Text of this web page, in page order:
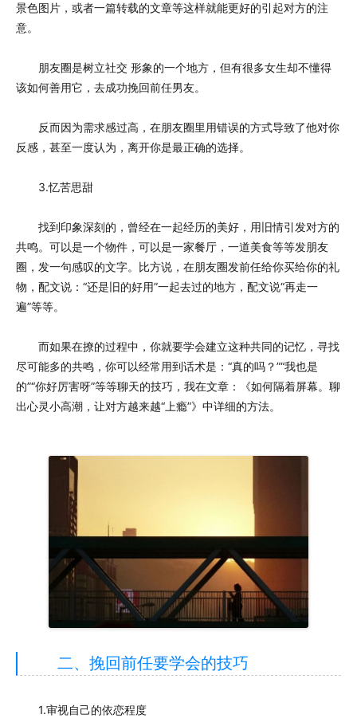
景色图片，或者一篇转载的文章等这样就能更好的引起对方的注
意。
朋友圈是树立社交 形象的一个地方，但有很多女生却不懂得
该如何善用它，去成功挽回前任男友。
反而因为需求感过高，在朋友圈里用错误的方式导致了他对你
反感，甚至一度认为，离开你是最正确的选择。
3.忆苦思甜
找到印象深刻的，曾经在一起经历的美好，用旧情引发对方的
共鸣。可以是一个物件，可以是一家餐厅，一道美食等等发朋友
圈，发一句感叹的文字。比方说，在朋友圈发前任给你买给你的礼
物，配文说：“还是旧的好用”一起去过的地方，配文说“再走一
遍”等等。
而如果在撩的过程中，你就要学会建立这种共同的记忆，寻找
尽可能多的共鸣，你可以经常用到话术是：“真的吗？”“我也是
的”“你好厉害呀”等等聊天的技巧，我在文章：《如何隔着屏幕。聊
出心灵小高潮，让对方越来越“上瘾”》中详细的方法。
二、挽回前任要学会的技巧
1.审视自己的依恋程度